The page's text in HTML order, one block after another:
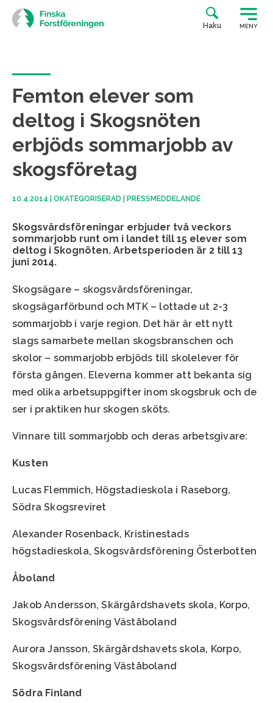
suoraan
sisältöön
Haku MENY
Femton elever som
deltog i Skogsnöten
erbjöds sommarjobb av
skogsföretag
10.4.2014 OKATEGORISERAD PRESSMEDDELANDE
Skogsvårdsföreningar erbjuder två veckors
sommarjobb runt om i landet till 15 elever som
deltog i Skognöten. Arbetsperioden är 2 till 13
juni 2014.
Skogsägare – skogsvårdsföreningar,
skogsägarförbund och MTK – lottade ut 2-3
sommarjobb i varje region. Det här är ett nytt
slags samarbete mellan skogsbranschen och
skolor – sommarjobb erbjöds till skolelever för
första gången. Eleverna kommer att bekanta sig
med olika arbetsuppgifter inom skogsbruk och de
ser i praktiken hur skogen sköts.
Vinnare till sommarjobb och deras arbetsgivare:
Kusten
Lucas Flemmich, Högstadieskola i Raseborg,
Södra Skogsreviret
Alexander Rosenback, Kristinestads
högstadieskola, Skogsvårdsförening Österbotten
Åboland
Jakob Andersson, Skärgårdshavets skola, Korpo,
Skogsvårdsförening Väståboland
Aurora Jansson, Skärgårdshavets skola, Korpo,
Skogsvårdsförening Väståboland
Södra Finland